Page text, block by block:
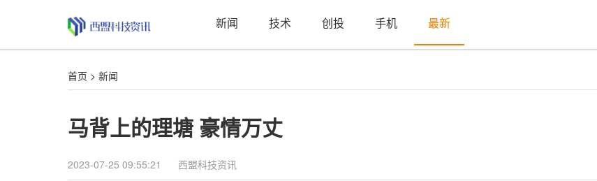
新闻 技术 创投 手机 最新
首页 > 新闻
马背上的理塘 豪情万丈
2023-07-25 09:55:21 西盟科技资讯